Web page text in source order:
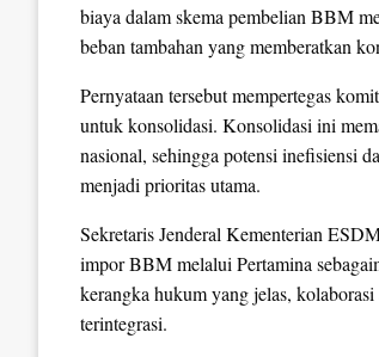
biaya dalam skema pembelian BBM
beban tambahan yang memberatkan
Pernyataan tersebut mempertegas
untuk konsolidasi. Konsolidasi ini
nasional, sehingga potensi inefisiensi
menjadi prioritas utama.
Sekretaris Jenderal Kementerian
impor BBM melalui Pertamina
kerangka hukum yang jelas,
terintegrasi.